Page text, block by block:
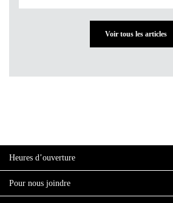
Voir tous les articles
Heures d’ouverture
Pour nous joindre